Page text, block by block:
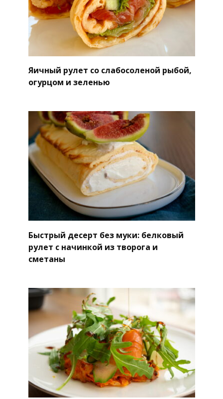
Яичный рулет со слабосоленой рыбой,
огурцом и зеленью
Быстрый десерт без муки: белковый
рулет с начинкой из творога и
сметаны